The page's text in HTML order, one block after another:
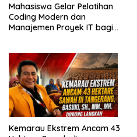
Mahasiswa Gelar Pelatihan
Coding Modern dan
Manajemen Proyek IT bagi
Kemarau Ekstrem Ancam 43